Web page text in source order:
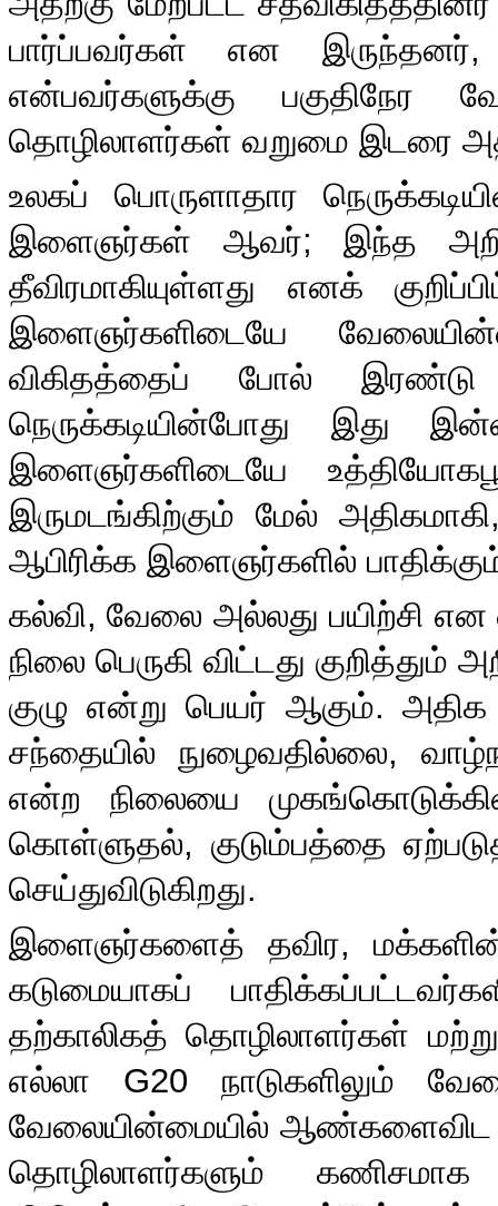
பார்ப்பவர்கள் என இருந்தனர்
என்பவர்களுக்கு
தொழிலாளர்கள் வறுமை இடரை
உலகப் பொருளாதார
இளைஞர்கள் ஆவர்;இந்த
தீவிரமாகியுள்ளது எனக்
இளைஞர்களிடையே
விகிதத்தைப் போல்
நெருக்கடியின்போது இது
இளைஞர்களிடையே
இருமடங்கிற்கும் மேல் அதிகமாகி
ஆபிரிக்க இளைஞர்களில்
கல்வி,வேலை அல்லது பயிற்சி
நிலை பெருகி விட்டது குறித்தும்
குழு என்று பெயர் ஆகும்.
சந்தையில் நுழைவதில்லை,
என்ற நிலையை
கொள்ளுதல், குடும்பத்தை
செய்துவிடுகிறது.
இளைஞர்களைத் தவிர,
கடுமையாகப்
தற்காலிகத் தொழிலாளர்கள்
எல்லா G20 நாடுகளிலும்
வேலையின்மையில் ஆண்களைவிட
தொழிலாளர்களும்